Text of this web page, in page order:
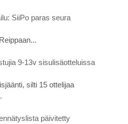
SiiPo paras seura
9-13v sisulisäotteluissa
silti 15 ottelijaa
päivitetty